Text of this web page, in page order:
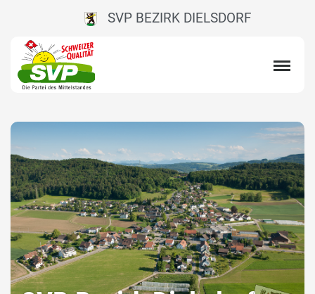
SVP BEZIRK DIELSDORF